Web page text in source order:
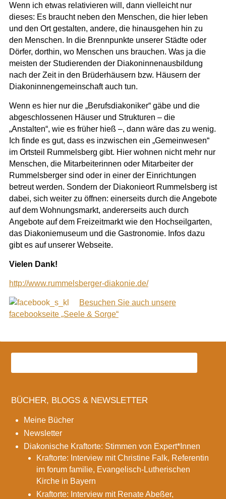
Wenn ich etwas relativieren will, dann vielleicht nur
dieses: Es braucht neben den Menschen, die hier leben
und den Ort gestalten, andere, die hinausgehen hin zu
den Menschen. In die Brennpunkte unserer Städte oder
Dörfer, dorthin, wo Menschen uns brauchen. Was ja die
meisten der Studierenden der Diakoninnenausbildung
nach der Zeit in den Brüderhäusern bzw. Häusern der
Diakoninnengemeinschaft auch tun.
Wenn es hier nur die „Berufsdiakoniker“ gäbe und die
abgeschlossenen Häuser und Strukturen – die
„Anstalten“, wie es früher hieß –, dann wäre das zu wenig.
Ich finde es gut, dass es inzwischen ein „Gemeinwesen“
im Ortsteil Rummelsberg gibt. Hier wohnen nicht mehr nur
Menschen, die Mitarbeiterinnen oder Mitarbeiter der
Rummelsberger sind oder in einer der Einrichtungen
betreut werden. Sondern der Diakonieort Rummelsberg ist
dabei, sich weiter zu öffnen: einerseits durch die Angebote
auf dem Wohnungsmarkt, andererseits auch durch
Angebote auf dem Freizeitmarkt wie den Hochseilgarten,
das Diakoniemuseum und die Gastronomie. Infos dazu
gibt es auf unserer Webseite.
Vielen Dank!
http://www.rummelsberger-diakonie.de/
Besuchen Sie auch unsere
facebookseite „Seele & Sorge“
BÜCHER, BLOGS & NEWSLETTER
Meine Bücher
Newsletter
Diakonische Kraftorte: Stimmen von Expert*Innen
Kraftorte: Interview mit Christine Falk, Referentin
im forum familie, Evangelisch-Lutherischen
Kirche in Bayern
Kraftorte: Interview mit Renate Abeßer,